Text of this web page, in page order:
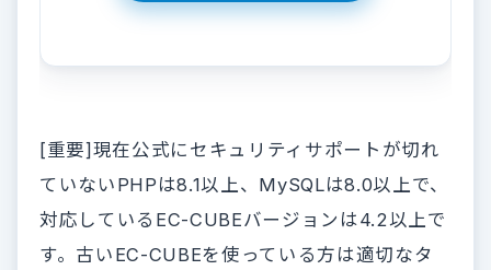
[重要]現在公式にセキュリティサポートが切れ
ていないPHPは8.1以上、MySQLは8.0以上で、
対応しているEC-CUBEバージョンは4.2以上で
す。古いEC-CUBEを使っている方は適切なタ